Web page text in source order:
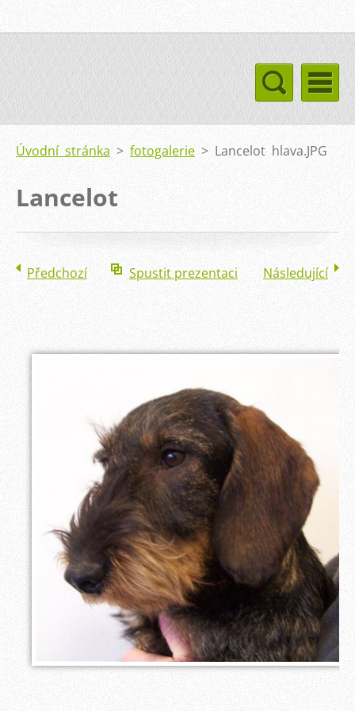
Úvodní stránka > fotogalerie > Lancelot hlava.JPG
Lancelot
Předchozí Spustit prezentaci Následující